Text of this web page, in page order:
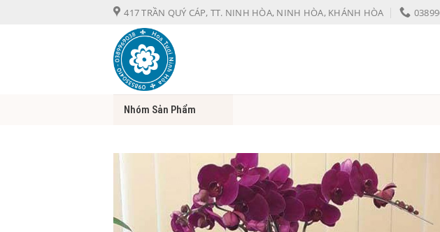
417 TRẦN QUÝ CÁP, TT. NINH HÒA, NINH HÒA, KHÁNH HÒA
Nhóm Sản Phẩm